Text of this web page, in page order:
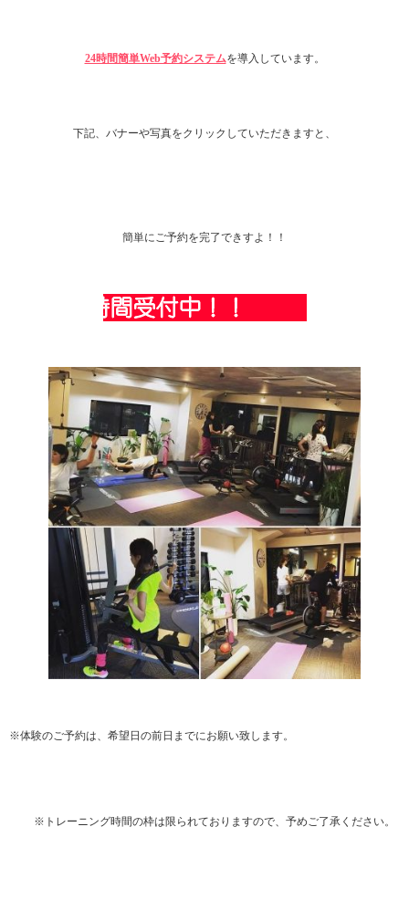
24時間簡単Web予約システムを導入しています。
下記、バナーや写真をクリックしていただきますと、
簡単にご予約を完了できすよ！！
※体験のご予約は、希望日の前日までにお願い致します。
※トレーニング時間の枠は限られておりますので、予めご了承ください。